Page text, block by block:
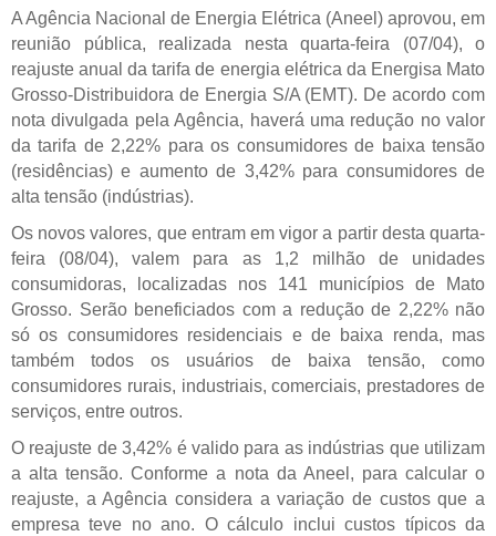
A Agência Nacional de Energia Elétrica (Aneel) aprovou, em
reunião pública, realizada nesta quarta-feira (07/04), o
reajuste anual da tarifa de energia elétrica da Energisa Mato
Grosso-Distribuidora de Energia S/A (EMT). De acordo com
nota divulgada pela Agência, haverá uma redução no valor
da tarifa de 2,22% para os consumidores de baixa tensão
(residências) e aumento de 3,42% para consumidores de
alta tensão (indústrias).
Os novos valores, que entram em vigor a partir desta quarta-
feira (08/04), valem para as 1,2 milhão de unidades
consumidoras, localizadas nos 141 municípios de Mato
Grosso. Serão beneficiados com a redução de 2,22% não
só os consumidores residenciais e de baixa renda, mas
também todos os usuários de baixa tensão, como
consumidores rurais, industriais, comerciais, prestadores de
serviços, entre outros.
O reajuste de 3,42% é valido para as indústrias que utilizam
a alta tensão. Conforme a nota da Aneel, para calcular o
reajuste, a Agência considera a variação de custos que a
empresa teve no ano. O cálculo inclui custos típicos da